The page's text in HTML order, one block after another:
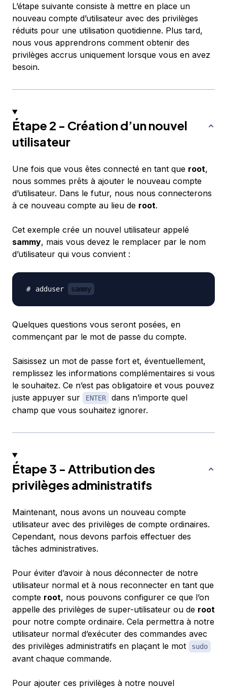
L’étape suivante consiste à mettre en place un
nouveau compte d’utilisateur avec des privilèges
réduits pour une utilisation quotidienne. Plus tard,
nous vous apprendrons comment obtenir des
privilèges accrus uniquement lorsque vous en avez
besoin.
Étape 2 - Création d’un nouvel
utilisateur
Une fois que vous êtes connecté en tant que root,
nous sommes prêts à ajouter le nouveau compte
d’utilisateur. Dans le futur, nous nous connecterons
à ce nouveau compte au lieu de root.
Cet exemple crée un nouvel utilisateur appelé
sammy, mais vous devez le remplacer par le nom
d’utilisateur qui vous convient :
adduser sammy
Quelques questions vous seront posées, en
commençant par le mot de passe du compte.
Saisissez un mot de passe fort et, éventuellement,
remplissez les informations complémentaires si vous
le souhaitez. Ce n’est pas obligatoire et vous pouvez
juste appuyer sur
ENTER
dans n’importe quel
champ que vous souhaitez ignorer.
Étape 3 - Attribution des
privilèges administratifs
Maintenant, nous avons un nouveau compte
utilisateur avec des privilèges de compte ordinaires.
Cependant, nous devons parfois effectuer des
tâches administratives.
Pour éviter d’avoir à nous déconnecter de notre
utilisateur normal et à nous reconnecter en tant que
compte root, nous pouvons configurer ce que l’on
appelle des privilèges de super-utilisateur ou de root
pour notre compte ordinaire. Cela permettra à notre
utilisateur normal d’exécuter des commandes avec
des privilèges administratifs en plaçant le mot
sudo
avant chaque commande.
Pour ajouter ces privilèges à notre nouvel